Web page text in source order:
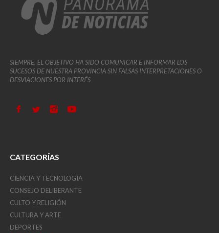
SIEMPRE, EL OBJETIVO HA SIDO COMUNICAR E INFORMAR LOS
SUCESOS DE NUESTRA PROVINCIA SIN FALSAS INTERPRETACIONES O
DESVIACIONES POR INTERÉS
CATEGORÍAS
CIENCIA Y TECNOLOGIA
CONSEJO DELIBERANTE
CULTO Y RELIGIÓN
CULTURA Y ARTE
DEPORTES